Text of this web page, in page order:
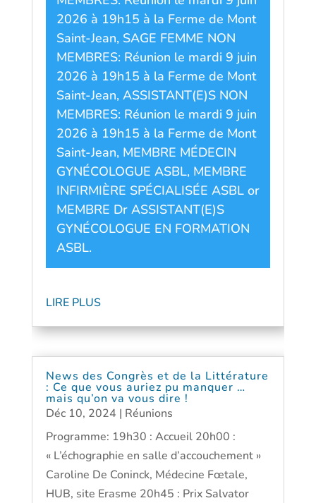
2026 à 19h15 à la Ferme de Mont
Saint-Jean, SAGE FEMME NON
MEMBRES: Réunion le mardi 9 juin
2026 à 19h15 à la Ferme de Mont
Saint-Jean, ASSISTANT(E)S NON
MEMBRES: Réunion le mardi 9 juin
2026 à 19h15 à la Ferme de Mont
Saint-Jean, MEMBRE MÉDECIN
GYNÉCOLOGUE ASBL, MEMBRE
INFIRMIÈRE SPÉCIALISÉE ASBLor
MEMBRE Dr ASSISTANT(E)S
GYNÉCOLOGUE EN FORMATION
ASBL.
LIRE PLUS
News des Congrès et de la Littérature
: Ce que vous auriez pu manquer …
mais qu’on va vous dire !
Déc 10, 2024 | Réunions
Programme: 19h30 : Accueil 20h00 :
« L’échographie en salle d’accouchement »
Caroline De Coninck, Médecine Fœtale,
HUB, site Erasme 20h45 : Prix Salvator